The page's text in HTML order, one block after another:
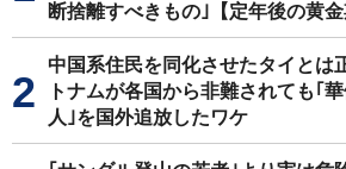
断捨離すべきもの｣【定年後の黄金
中国系住民を同化させたタイとは
トナムが各国から非難されても｢
人｣を国外追放したワケ